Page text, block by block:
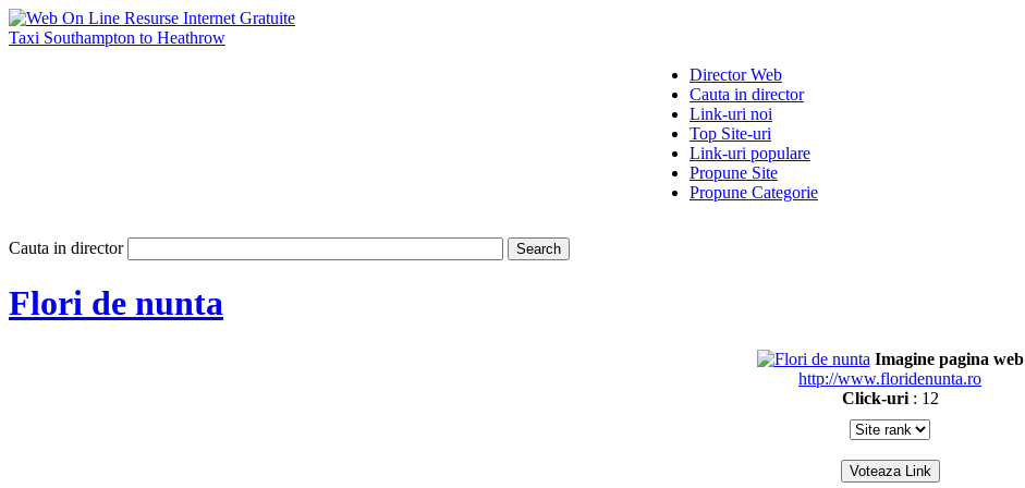
Taxi Southampton to Heathrow
Director Web
Cauta in director
Link-uri noi
Top Site-uri
Link-uri populare
Propune Site
Propune Categorie
Cauta in director
Flori de nunta
Imagine pagina web
http://www.floridenunta.ro
Click-uri: 12